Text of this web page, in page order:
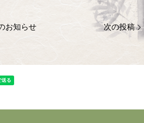
お知らせ 次の投稿